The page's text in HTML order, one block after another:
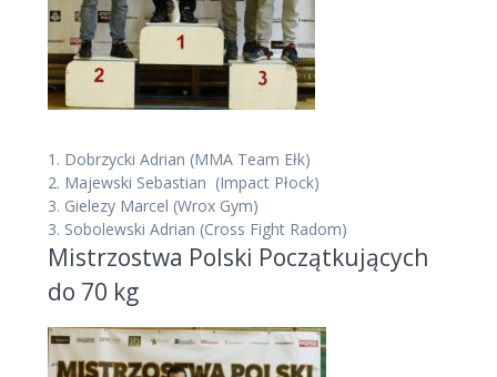
1. Dobrzycki Adrian (MMA Team Ełk)
2. Majewski Sebastian (Impact Płock)
3. Gielezy Marcel (Wrox Gym)
3. Sobolewski Adrian (Cross Fight Radom)
Mistrzostwa Polski Początkujących
do 70 kg